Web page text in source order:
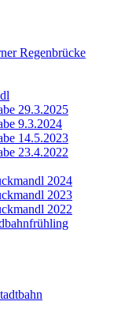
Regenbrücke
29.3.2025
9.3.2024
14.5.2023
23.4.2022
2024
2023
2022